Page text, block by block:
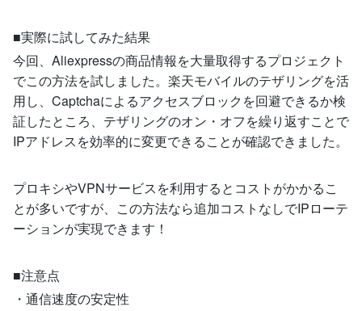
■実際に試してみた結果
今回、Aliexpressの商品情報を大量取得するプロジェクト
でこの方法を試しました。楽天モバイルのテザリングを活
用し、Captchaによるアクセスブロックを回避できるか検
証したところ、テザリングのオン・オフを繰り返すことで
IPアドレスを効率的に変更できることが確認できました。
プロキシやVPNサービスを利用するとコストがかかるこ
とが多いですが、この方法なら追加コストなしでIPローテ
ーションが実現できます！
■注意点
・通信速度の安定性